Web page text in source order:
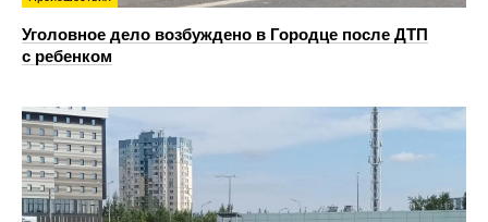
Уголовное дело возбуждено в Городце после ДТП
с ребенком